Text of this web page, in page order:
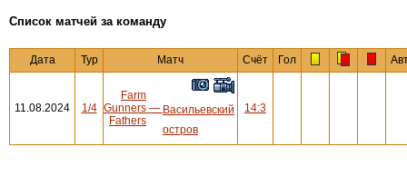
Cписок матчей за команду
Дата Тур Матч Счёт Гол
11.08.2024 1/4
Farm
Gunners
Fathers
— Васильевский
остров
14:3